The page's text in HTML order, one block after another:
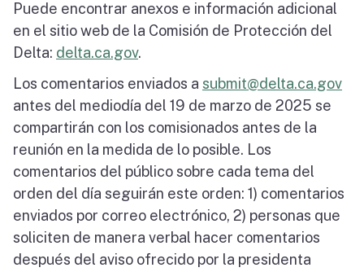
Puede encontrar anexos e información adicional
en el sitio web de la Comisión de Protección del
Delta: delta.ca.gov.
Los comentarios enviados a submit@delta.ca.gov
antes del mediodía del 19 de marzo de 2025 se
compartirán con los comisionados antes de la
reunión en la medida de lo posible. Los
comentarios del público sobre cada tema del
orden del día seguirán este orden: 1) comentarios
enviados por correo electrónico, 2) personas que
soliciten de manera verbal hacer comentarios
después del aviso ofrecido por la presidenta